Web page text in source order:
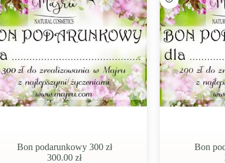
Bon podarunkowy 300 zł
300.00zł
Bon